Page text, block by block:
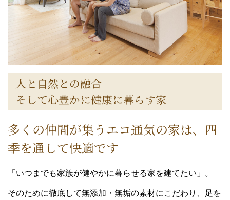
人と自然との融合
そして心豊かに健康に暮らす家
多くの仲間が集うエコ通気の家は、四
季を通して快適です
「いつまでも家族が健やかに暮らせる家を建てたい」。
そのために徹底して無添加・無垢の素材にこだわり、足を